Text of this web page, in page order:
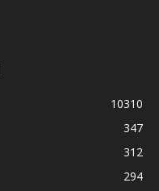
10310
347
312
294